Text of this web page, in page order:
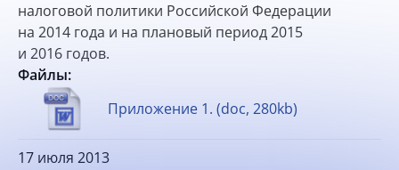
налоговой политики Российской Федерации
на 2014 года и на плановый период 2015
и 2016 годов.
Файлы:
Приложение 1. (doc, 280kb)
17 июля 2013